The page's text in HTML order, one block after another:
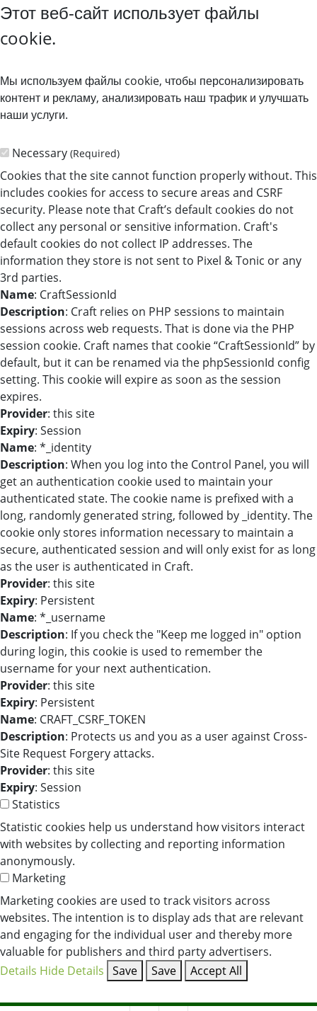
Этот веб-сайт использует файлы
cookie.
Мы используем файлы cookie, чтобы персонализировать
контент и рекламу, анализировать наш трафик и улучшать
наши услуги.
Necessary (Required)
Cookies that the site cannot function properly without. This
includes cookies for access to secure areas and CSRF
security. Please note that Craft’s default cookies do not
collect any personal or sensitive information. Craft's
default cookies do not collect IP addresses. The
information they store is not sent to Pixel & Tonic or any
3rd parties.
Name: CraftSessionId
Description: Craft relies on PHP sessions to maintain
sessions across web requests. That is done via the PHP
session cookie. Craft names that cookie “CraftSessionId” by
default, but it can be renamed via the phpSessionId config
setting. This cookie will expire as soon as the session
expires.
Provider: this site
Expiry: Session
Name: *_identity
Description: When you log into the Control Panel, you will
get an authentication cookie used to maintain your
authenticated state. The cookie name is prefixed with a
long, randomly generated string, followed by _identity. The
cookie only stores information necessary to maintain a
secure, authenticated session and will only exist for as long
as the user is authenticated in Craft.
Provider: this site
Expiry: Persistent
Name: *_username
Description: If you check the "Keep me logged in" option
during login, this cookie is used to remember the
username for your next authentication.
Provider: this site
Expiry: Persistent
Name: CRAFT_CSRF_TOKEN
Description: Protects us and you as a user against Cross-
Site Request Forgery attacks.
Provider: this site
Expiry: Session
Statistics
Statistic cookies help us understand how visitors interact
with websites by collecting and reporting information
anonymously.
Marketing
Marketing cookies are used to track visitors across
websites. The intention is to display ads that are relevant
and engaging for the individual user and thereby more
valuable for publishers and third party advertisers.
Details Hide Details Save Save Accept All